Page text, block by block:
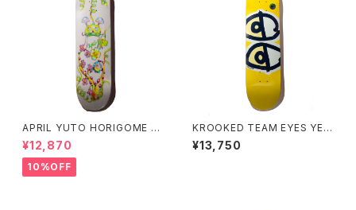
APRIL YUTO HORIGOME E
MA GASPER 8.25インチ
¥12,870
10%OFF
KROOKED TEAM EYES YEL
LOW 8.06インチ クルキッド チ
ーム アイズ イエロー
¥13,750